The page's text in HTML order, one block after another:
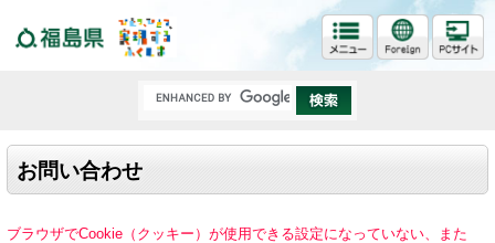
お問い合わせ
ブラウザでCookie（クッキー）が使用できる設定になっていない、また